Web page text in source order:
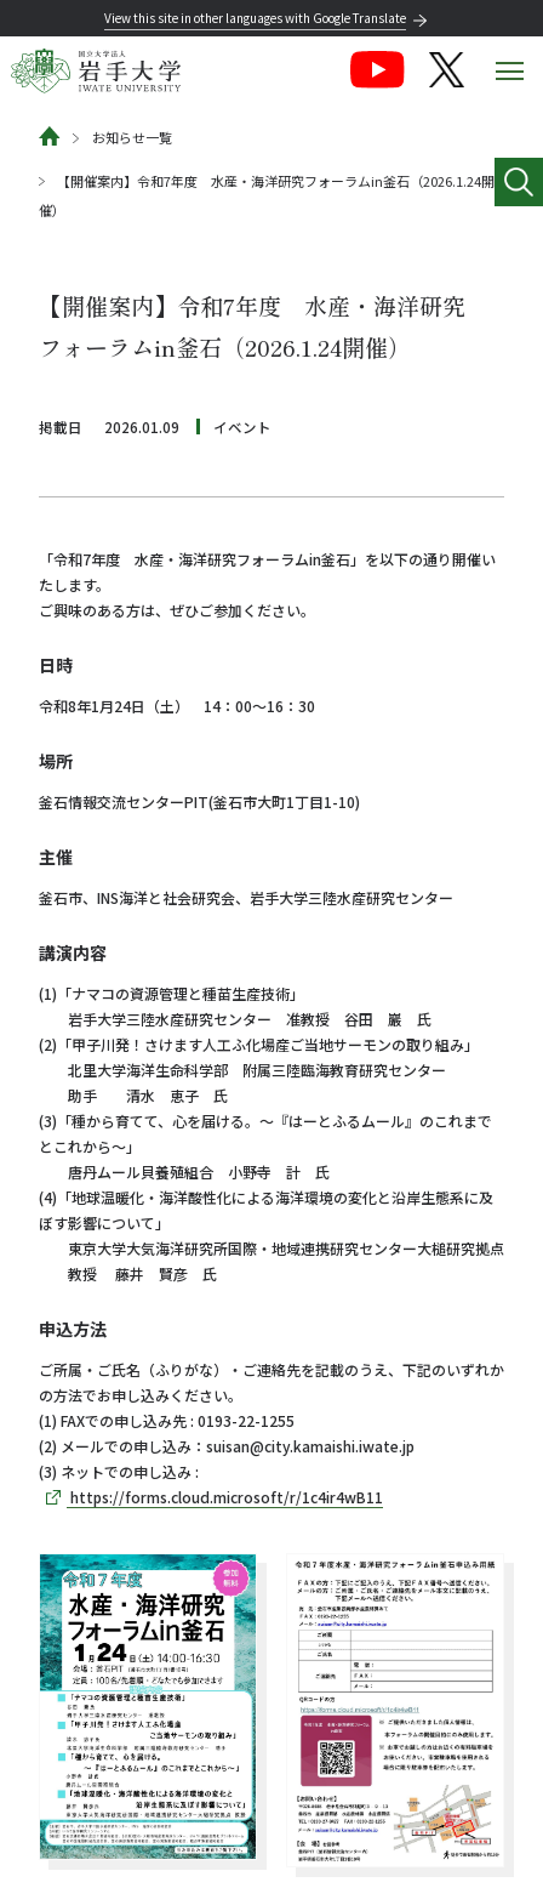
View this site in other languages with Google Translate
お知らせ一覧
【開催案内】令和7年度 水産・海洋研究フォーラムin釜石（2026.1.24開
催）
【開催案内】令和7年度 水産・海洋研究
フォーラムin釜石（2026.1.24開催）
掲載日 2026.01.09 イベント
「令和7年度 水産・海洋研究フォーラムin釜石」を以下の通り開催い
たします。
ご興味のある方は、ぜひご参加ください。
日時
令和8年1月24日（土） 14：00～16：30
場所
釜石情報交流センターPIT(釜石市大町1丁目1-10)
主催
釜石市、INS海洋と社会研究会、岩手大学三陸水産研究センター
講演内容
(1)「ナマコの資源管理と種苗生産技術」
岩手大学三陸水産研究センター 准教授 谷田 巖 氏
(2)「甲子川発！さけます人工ふ化場産ご当地サーモンの取り組み」
北里大学海洋生命科学部 附属三陸臨海教育研究センター
助手 清水 恵子 氏
(3)「種から育てて、心を届ける。～『はーとふるムール』のこれまで
とこれから～」
唐丹ムール貝養殖組合 小野寺 計 氏
(4)「地球温暖化・海洋酸性化による海洋環境の変化と沿岸生態系に及
ぼす影響について」
東京大学大気海洋研究所国際・地域連携研究センター大槌研究拠点
教授 藤井 賢彦 氏
申込方法
ご所属・ご氏名（ふりがな）・ご連絡先を記載のうえ、下記のいずれか
の方法でお申し込みください。
(1) FAXでの申し込み先 : 0193-22-1255
(2) メールでの申し込み：suisan@city.kamaishi.iwate.jp
(3) ネットでの申し込み :
https://forms.cloud.microsoft/r/1c4ir4wB11